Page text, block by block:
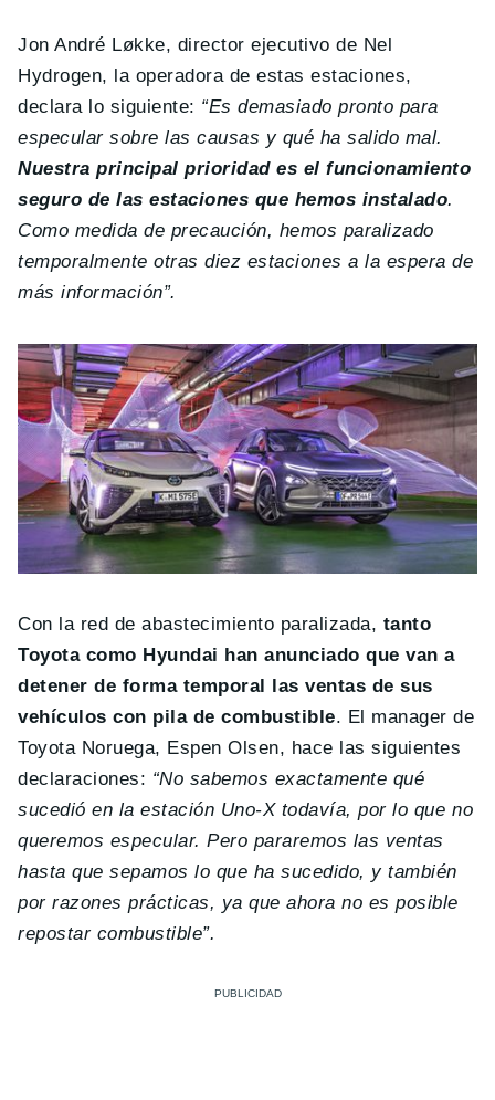
Jon André Løkke, director ejecutivo de Nel
Hydrogen, la operadora de estas estaciones,
declara lo siguiente: “Es demasiado pronto para
especular sobre las causas y qué ha salido mal.
Nuestra principal prioridad es el funcionamiento
seguro de las estaciones que hemos instalado.
Como medida de precaución, hemos paralizado
temporalmente otras diez estaciones a la espera de
más información”.
Con la red de abastecimiento paralizada, tanto
Toyota como Hyundai han anunciado que van a
detener de forma temporal las ventas de sus
vehículos con pila de combustible. El manager de
Toyota Noruega, Espen Olsen, hace las siguientes
declaraciones: “No sabemos exactamente qué
sucedió en la estación Uno-X todavía, por lo que no
queremos especular. Pero pararemos las ventas
hasta que sepamos lo que ha sucedido, y también
por razones prácticas, ya que ahora no es posible
repostar combustible”.